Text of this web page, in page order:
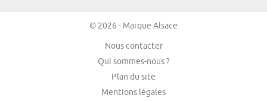
© 2026 - Marque Alsace
Nous contacter
Qui sommes-nous ?
Plan du site
Mentions légales